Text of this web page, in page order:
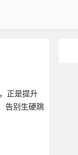
正是提升
告别生硬跳